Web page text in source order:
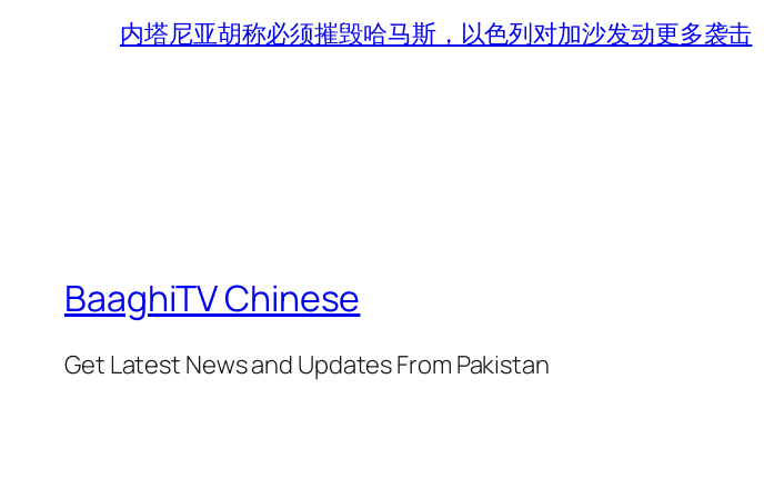
内塔尼亚胡称必须摧毁哈马斯，以色列对加沙发动更多袭击
BaaghiTV Chinese
Get Latest News and Updates From Pakistan